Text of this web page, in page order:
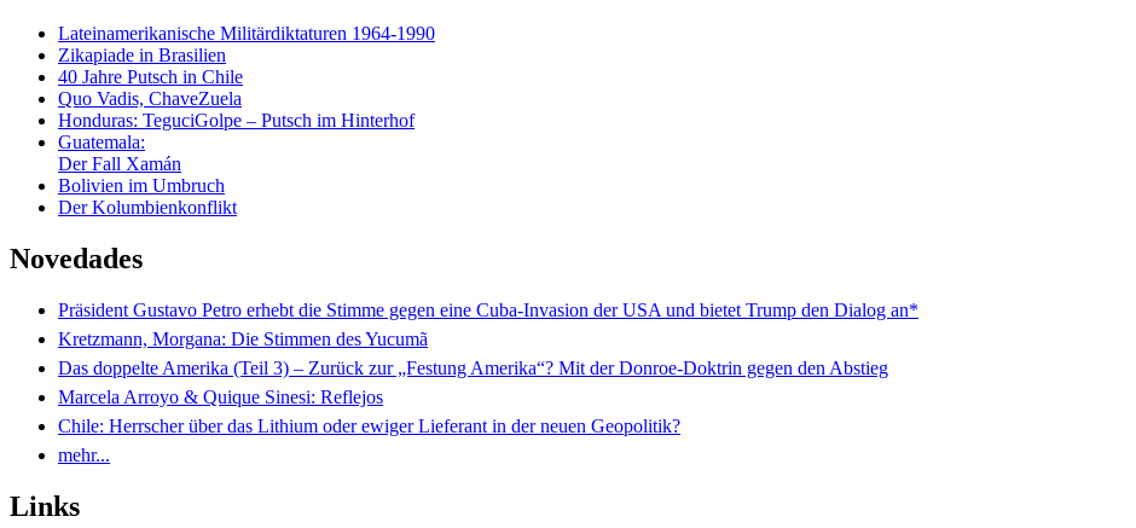
Lateinamerikanische Militärdiktaturen 1964-1990
Zikapiade in Brasilien
40 Jahre Putsch in Chile
Quo Vadis, ChaveZuela
Honduras: TeguciGolpe – Putsch im Hinterhof
Guatemala:
Der Fall Xamán
Bolivien im Umbruch
Der Kolumbienkonflikt
Novedades
Präsident Gustavo Petro erhebt die Stimme gegen eine Cuba-Invasion der USA und bietet Trump den Dialog an*
Kretzmann, Morgana: Die Stimmen des Yucumã
Das doppelte Amerika (Teil 3) – Zurück zur „Festung Amerika“? Mit der Donroe-Doktrin gegen den Abstieg
Marcela Arroyo & Quique Sinesi: Reflejos
Chile: Herrscher über das Lithium oder ewiger Lieferant in der neuen Geopolitik?
mehr...
Links